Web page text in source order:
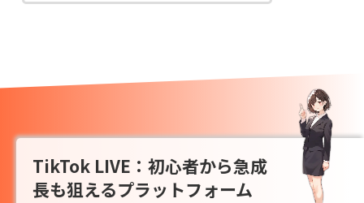
TikTok LIVE：初心者から急成
長も狙えるプラットフォーム